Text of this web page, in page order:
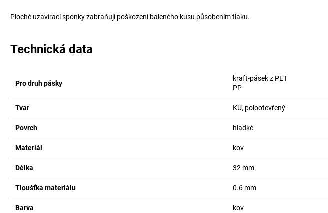
Ploché uzavírací sponky zabraňují poškození baleného kusu působením tlaku.
Technická data
Pro druh pásky
kraft-pásek z PET
PP
Tvar KU, polootevřený
Povrch hladké
Materiál kov
Délka 32 mm
Tloušťka materiálu 0.6 mm
Barva kov